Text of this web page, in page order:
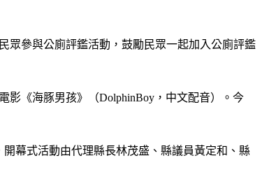
眾參與公廁評鑑活動，鼓勵民眾一起加入公廁評鑑
影《海豚男孩》（DolphinBoy，中文配音）。今
幕式活動由代理縣長林茂盛、縣議員黃定和、縣